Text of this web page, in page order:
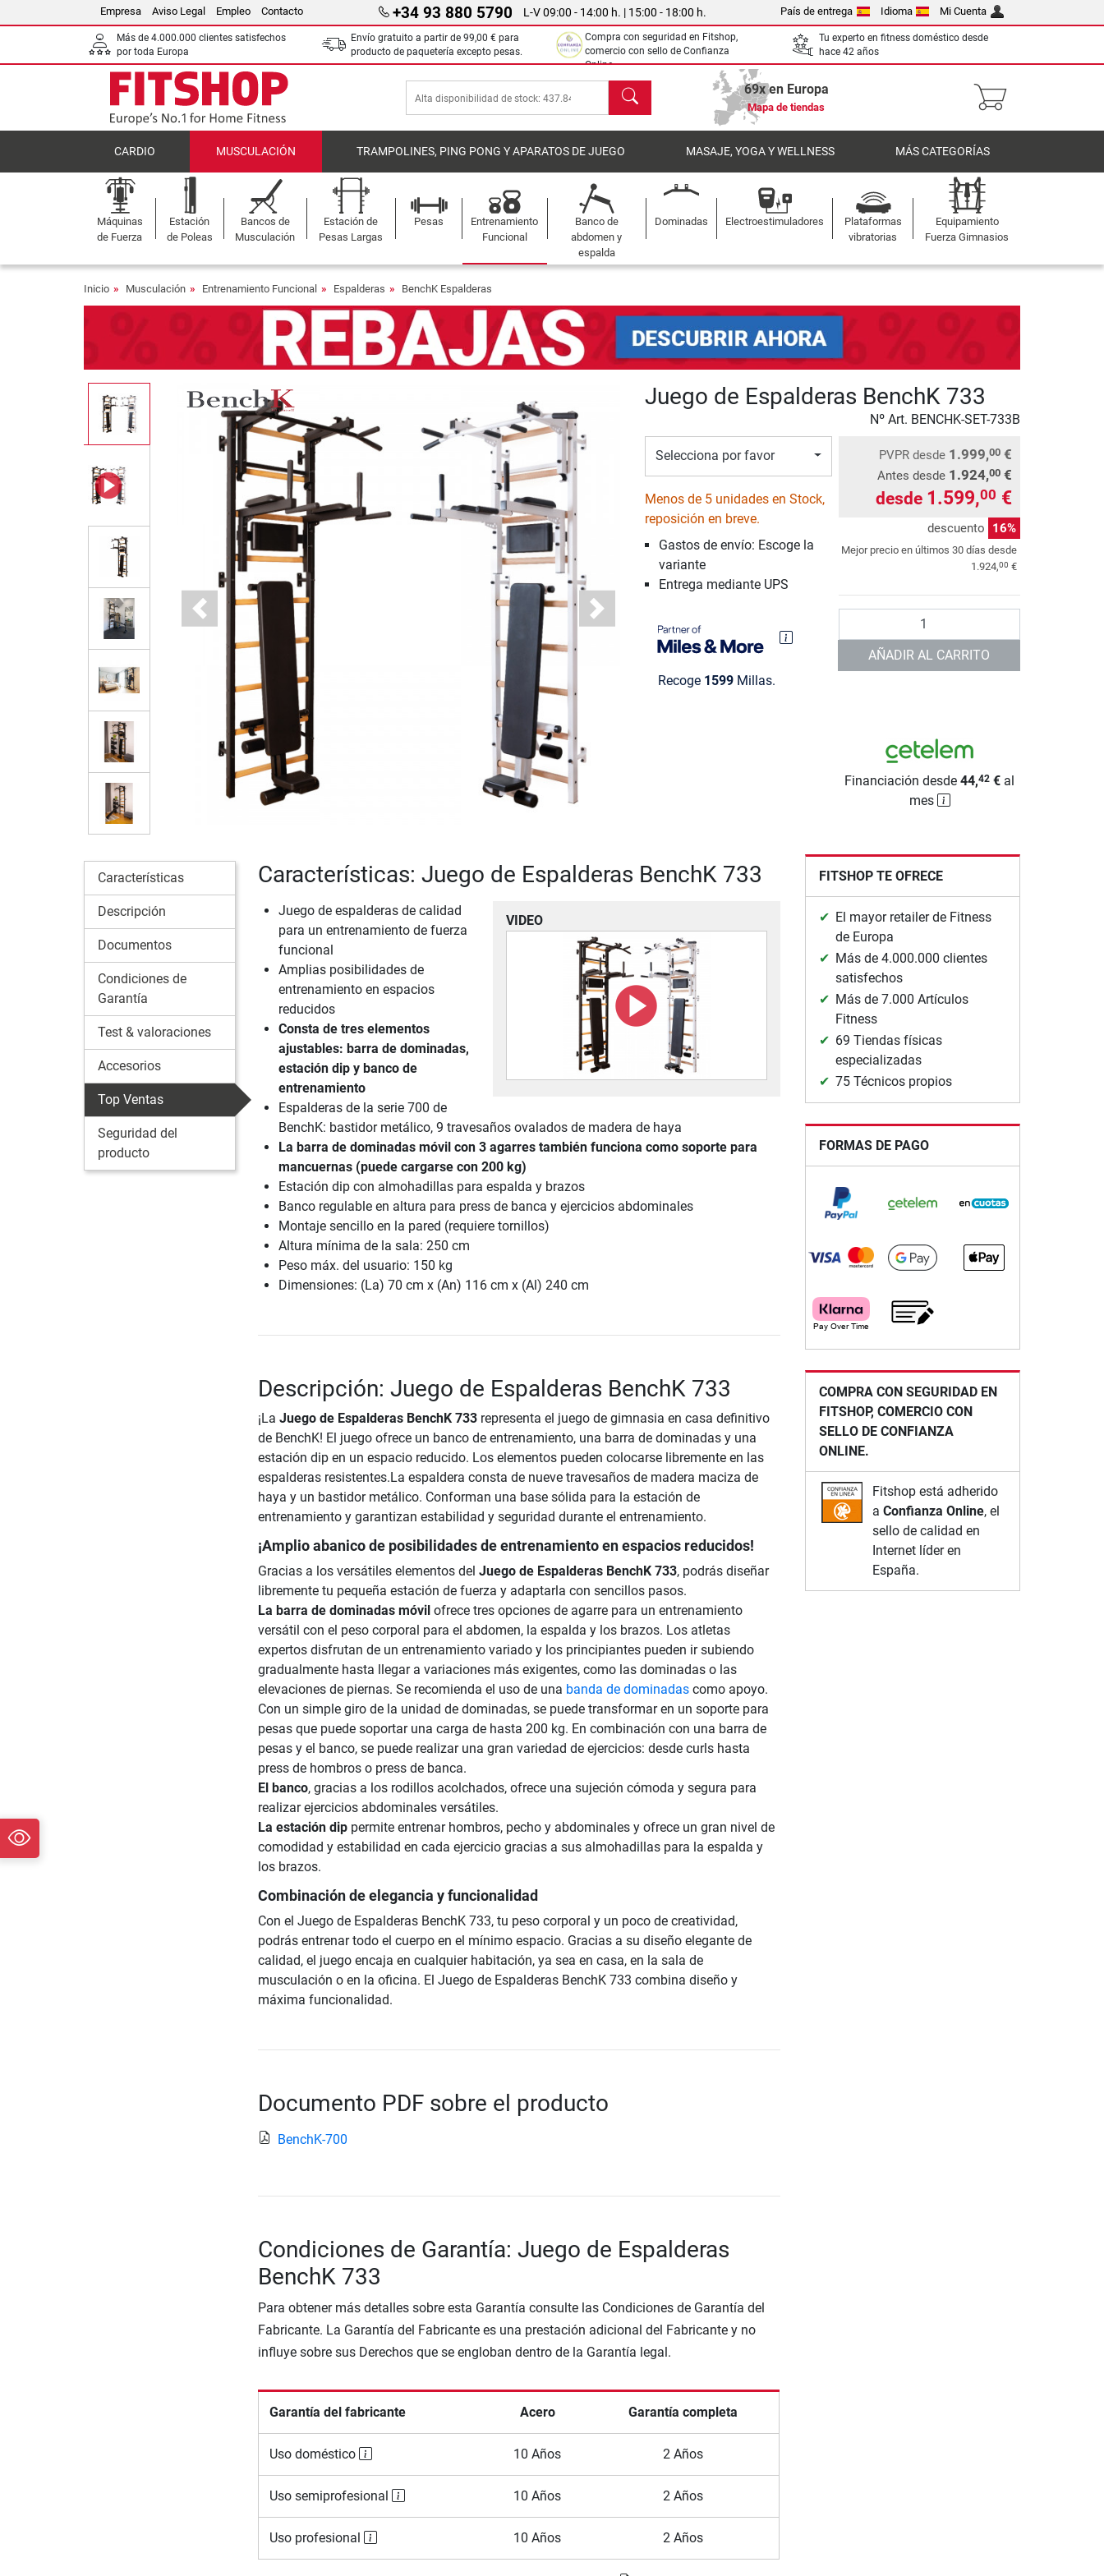
Empresa Aviso Legal Empleo Contacto +34 93 880 5790 L-V 09:00 - 14:00 h. | 15:00 - 18:00 h. País de entrega Idioma Mi Cuenta
Más de 4.000.000 clientes satisfechos
por toda Europa
Envío gratuito a partir de 99,00 € para
producto de paquetería excepto pesas.
Compra con seguridad en Fitshop,
comercio con sello de Confianza
Online.
Tu experto en fitness doméstico desde
hace 42 años
Buscar 69x en Europa
Mapa de tiendas
CARDIO MUSCULACIÓN TRAMPOLINES, PING PONG Y APARATOS DE JUEGO MASAJE, YOGA Y WELLNESS MÁS CATEGORÍAS
Máquinas
de Fuerza
Estación
de Poleas
Bancos de
Musculación
Estación de
Pesas Largas
Pesas
Entrenamiento
Funcional
Banco de
abdomen y
espalda
Dominadas Electroestimuladores
Plataformas
vibratorias
Equipamiento
Fuerza Gimnasios
Inicio Musculación Entrenamiento Funcional Espalderas BenchK Espalderas
Previous Next
Juego de Espalderas BenchK 733
Nº Art. BENCHK-SET-733B
Selecciona por favor
Menos de 5 unidades en Stock,
reposición en breve.
Gastos de envío: Escoge la
variante
Entrega mediante UPS
Recoge 1599Millas.
PVPR desde 1.999,00 €
Antes desde 1.924,00 €
desde 1.599,00 €
descuento 16%
Mejor precio en últimos 30 días desde
1.924,00 €
AÑADIR AL CARRITO
Financiación desde44,42 € al
mes
Características
Descripción
Documentos
Condiciones de
Garantía
Test & valoraciones
Accesorios
Top Ventas
Seguridad del
producto
Características: Juego de Espalderas BenchK 733
VIDEO
Juego de espalderas de calidad
para un entrenamiento de fuerza
funcional
Amplias posibilidades de
entrenamiento en espacios
reducidos
Consta de tres elementos
ajustables: barra de dominadas,
estación dip y banco de
entrenamiento
Espalderas de la serie 700 de
BenchK: bastidor metálico, 9 travesaños ovalados de madera de haya
La barra de dominadas móvil con 3 agarres también funciona como soporte para
mancuernas (puede cargarse con 200 kg)
Estación dip con almohadillas para espalda y brazos
Banco regulable en altura para press de banca y ejercicios abdominales
Montaje sencillo en la pared (requiere tornillos)
Altura mínima de la sala: 250 cm
Peso máx. del usuario: 150 kg
Dimensiones: (La) 70 cm x (An) 116 cm x (Al) 240 cm
Descripción: Juego de Espalderas BenchK 733
¡La Juego de Espalderas BenchK 733representa el juego de gimnasia en casa definitivo
de BenchK! El juego ofrece un banco de entrenamiento, una barra de dominadas y una
estación dip en un espacio reducido. Los elementos pueden colocarse libremente en las
espalderas resistentes.La espaldera consta de nueve travesaños de madera maciza de
haya y un bastidor metálico. Conforman una base sólida para la estación de
entrenamiento y garantizan estabilidad y seguridad durante el entrenamiento.
¡Amplio abanico de posibilidades de entrenamiento en espacios reducidos!
Gracias a los versátiles elementos del Juego de Espalderas BenchK 733, podrás diseñar
libremente tu pequeña estación de fuerza y adaptarla con sencillos pasos.
La barra de dominadas móvilofrece tres opciones de agarre para un entrenamiento
versátil con el peso corporal para el abdomen, la espalda y los brazos. Los atletas
expertos disfrutan de un entrenamiento variado y los principiantes pueden ir subiendo
gradualmente hasta llegar a variaciones más exigentes, como las dominadas o las
elevaciones de piernas. Se recomienda el uso de una banda de dominadascomo apoyo.
Con un simple giro de la unidad de dominadas, se puede transformar en un soporte para
pesas que puede soportar una carga de hasta 200 kg. En combinación con una barra de
pesas y el banco, se puede realizar una gran variedad de ejercicios: desde curls hasta
press de hombros o press de banca.
El banco, gracias a los rodillos acolchados, ofrece una sujeción cómoda y segura para
realizar ejercicios abdominales versátiles.
La estación dippermite entrenar hombros, pecho y abdominales y ofrece un gran nivel de
comodidad y estabilidad en cada ejercicio gracias a sus almohadillas para la espalda y
los brazos.
Combinación de elegancia y funcionalidad
Con el Juego de Espalderas BenchK 733, tu peso corporal y un poco de creatividad,
podrás entrenar todo el cuerpo en el mínimo espacio. Gracias a su diseño elegante de
calidad, el juego encaja en cualquier habitación, ya sea en casa, en la sala de
musculación o en la oficina. El Juego de Espalderas BenchK 733 combina diseño y
máxima funcionalidad.
Documento PDF sobre el producto
BenchK-700
Condiciones de Garantía: Juego de Espalderas
BenchK 733
Para obtener más detalles sobre esta Garantía consulte las Condiciones de Garantía del
Fabricante. La Garantía del Fabricante es una prestación adicional del Fabricante y no
influye sobre sus Derechos que se engloban dentro de la Garantía legal.
Garantía del fabricante Acero Garantía completa
Uso doméstico 10 Años 2 Años
Uso semiprofesional 10 Años 2 Años
Uso profesional 10 Años 2 Años
FITSHOP TE OFRECE
El mayor retailer de Fitness
de Europa
Más de 4.000.000 clientes
satisfechos
Más de 7.000 Artículos
Fitness
69 Tiendas físicas
especializadas
75 Técnicos propios
FORMAS DE PAGO
COMPRA CON SEGURIDAD EN
FITSHOP, COMERCIO CON
SELLO DE CONFIANZA
ONLINE.
Fitshop está adherido
a Confianza Online, el
sello de calidad en
Internet líder en
España.